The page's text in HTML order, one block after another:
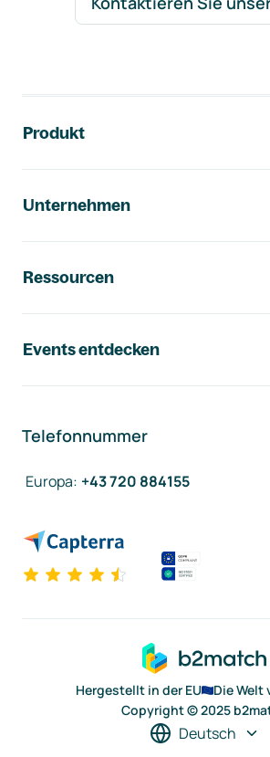
Produkt
Unternehmen
Ressourcen
Events entdecken
Telefonnummer
Europa: +43 720 884155
Hergestellt in der EU
Die Welt
Copyright © 2025
Deutsch